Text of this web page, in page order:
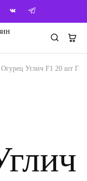
Огурец Углич F1 20 шт